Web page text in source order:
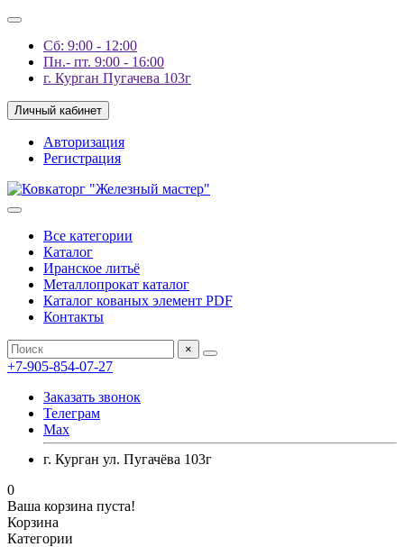
Сб: 9:00 - 12:00
Пн.- пт. 9:00 - 16:00
г. Курган Пугачева 103г
Личный кабинет
Авторизация
Регистрация
Все категории
Каталог
Иранское литьё
Металлопрокат каталог
Каталог кованых элемент PDF
Контакты
×
+7-905-854-07-27
Заказать звонок
Телеграм
Max
г. Курган ул. Пугачёва 103г
0
Ваша корзина пуста!
Корзина
Категории